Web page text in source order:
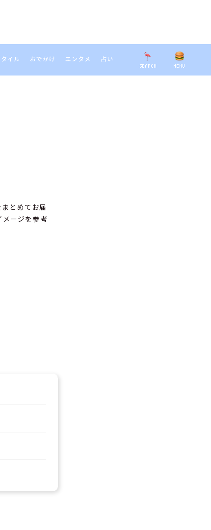
SEARCH MENU
イル おでかけ エンタメ 占い
とめてお届
メージを参考